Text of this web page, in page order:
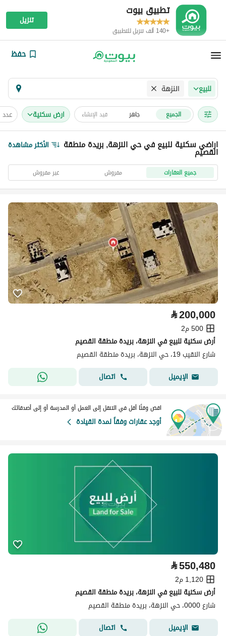
تطبيق بيوت
+140 ألف تنزيل للتطبيق
تنزيل
حفظ
للبيع النزهة
الجميع جاهز قيد الإنشاء ارض سكنية
اراضي سكنية للبيع في حي النزهة, بريدة منطقة
القصيم الأكثر مشاهدة
جميع العقارات مفروش غير مفروش
⃁200,000
500 م2
أرض سكنية للبيع في النزهة، بريدة منطقة القصيم
شارع النقيب 19، حي النزهة، بريدة منطقة القصيم
الإيميل
اتصال
اقض وقتًا أقل في التنقل إلى العمل أو المدرسة أو إلى أصدقائك
أوجد عقارات وفقاً لمدة القيادة
⃁550,480
1,120 م2
أرض سكنية للبيع في النزهة، بريدة منطقة القصيم
شارع 0000، حي النزهة، بريدة منطقة القصيم
الإيميل
اتصال